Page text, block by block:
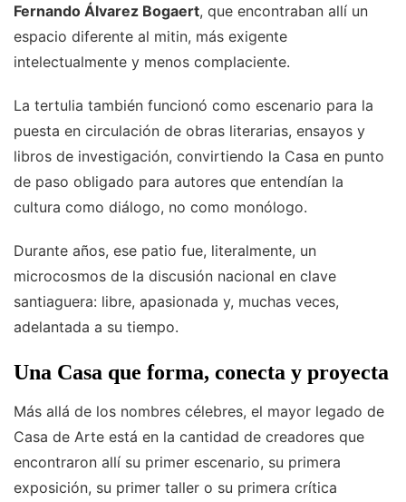
Fernando Álvarez Bogaert, que encontraban allí un
espacio diferente al mitin, más exigente
intelectualmente y menos complaciente.
La tertulia también funcionó como escenario para la
puesta en circulación de obras literarias, ensayos y
libros de investigación, convirtiendo la Casa en punto
de paso obligado para autores que entendían la
cultura como diálogo, no como monólogo.
Durante años, ese patio fue, literalmente, un
microcosmos de la discusión nacional en clave
santiaguera: libre, apasionada y, muchas veces,
adelantada a su tiempo.
Una Casa que forma, conecta y proyecta
Más allá de los nombres célebres, el mayor legado de
Casa de Arte está en la cantidad de creadores que
encontraron allí su primer escenario, su primera
exposición, su primer taller o su primera crítica